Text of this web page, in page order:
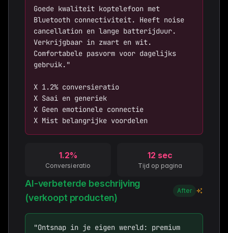
Goede kwaliteit koptelefoon met
Bluetooth connectiviteit. Heeft noise
cancellation en lange batterijduur.
Verkrijgbaar in zwart en wit.
Comfortabele pasvorm voor dagelijks
gebruik."
X 1.2% conversieratio
X Saai en generiek
X Geen emotionele connectie
X Mist belangrijke voordelen
1.2%
Conversieratio
12 sec
Tijd op pagina
AI-verbeterde beschrijving
(verkoopt producten)
After
"Ontsnap in je eigen wereld: premium